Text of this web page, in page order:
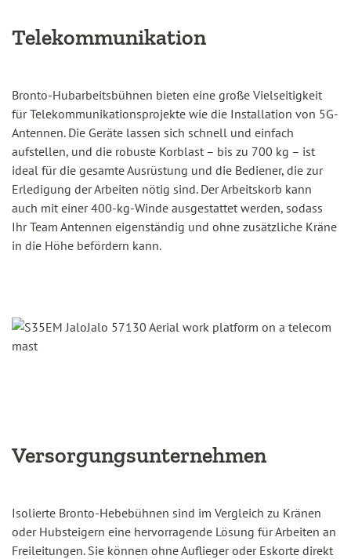
Telekommunikation
Bronto-Hubarbeitsbühnen bieten eine große Vielseitigkeit
für Telekommunikationsprojekte wie die Installation von 5G-
Antennen. Die Geräte lassen sich schnell und einfach
aufstellen, und die robuste Korblast – bis zu 700 kg – ist
ideal für die gesamte Ausrüstung und die Bediener, die zur
Erledigung der Arbeiten nötig sind. Der Arbeitskorb kann
auch mit einer 400-kg-Winde ausgestattet werden, sodass
Ihr Team Antennen eigenständig und ohne zusätzliche Kräne
in die Höhe befördern kann.
Versorgungsunternehmen
Isolierte Bronto-Hebebühnen sind im Vergleich zu Kränen
oder Hubsteigern eine hervorragende Lösung für Arbeiten an
Freileitungen. Sie können ohne Auflieger oder Eskorte direkt